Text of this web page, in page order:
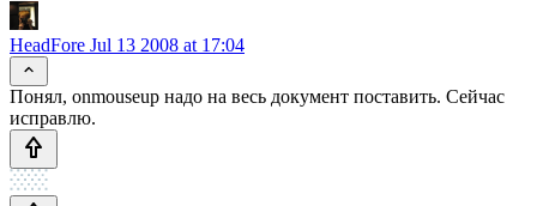
HeadFore Jul 13 2008 at 17:04
Понял, onmouseup надо на весь документ поставить. Сейчас
исправлю.